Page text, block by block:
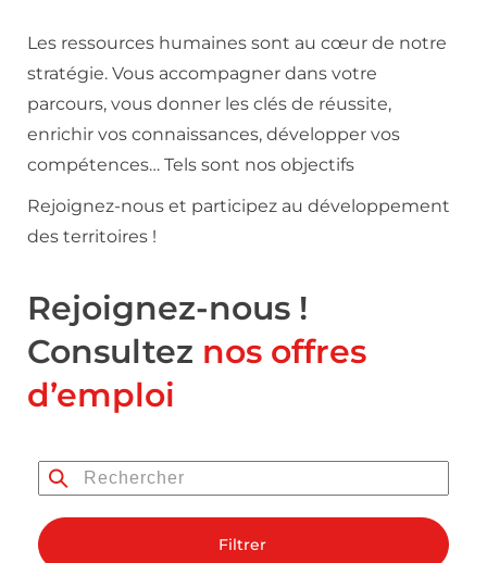
Les ressources humaines sont au cœur de notre
stratégie. Vous accompagner dans votre
parcours, vous donner les clés de réussite,
enrichir vos connaissances, développer vos
compétences… Tels sont nos objectifs
Rejoignez-nous et participez au développement
des territoires !
Rejoignez-nous !
Consultez nos offres
d’emploi
Filtrer